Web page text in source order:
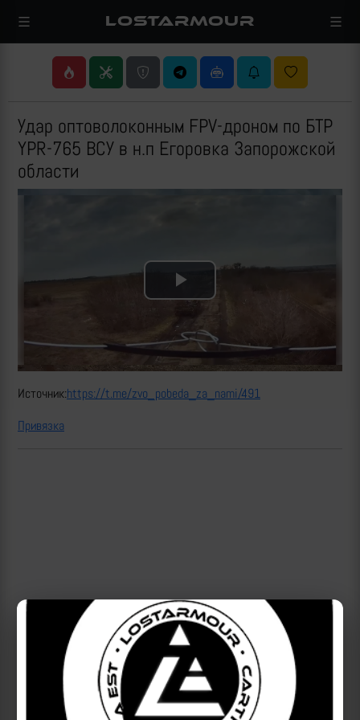
LOSTARMOUR
Удар оптоволоконным FPV-дроном по БТР
YPR-765 ВСУ в н.п Егоровка Запорожской
области
Play
Video
Источник:https://t.me/zvo_pobeda_za_nami/491
Привязка